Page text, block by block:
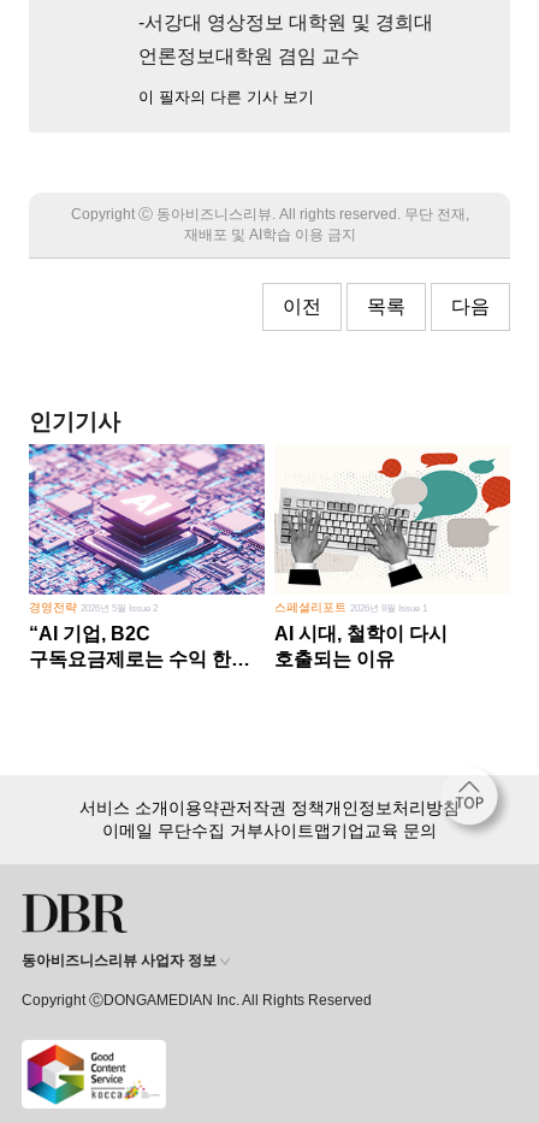
-서강대 영상정보 대학원 및 경희대
언론정보대학원 겸임 교수
이 필자의 다른 기사 보기
Copyright Ⓒ 동아비즈니스리뷰. All rights reserved. 무단 전재,
재배포 및 AI학습 이용 금지
이전 목록 다음
인기기사
경영전략 2026년 5월 Issue 2
“AI 기업, B2C
구독요금제로는 수익 한계
스페셜리포트 2026년 8월 Issue 1
AI 시대, 철학이 다시
호출되는 이유
15,000여 건의 DBR 콘텐츠를
서비스 소개이용약관저작권 정책개인정보처리방침
이메일 무단수집 거부사이트맵기업교육 문의
동아비즈니스리뷰 사업자 정보
Copyright ⒸDONGAMEDIAN Inc. All Rights Reserved